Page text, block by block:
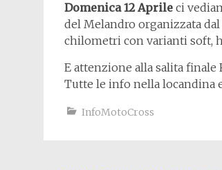
Domenica 12 Aprile ci
del Melandro organizzata dal
chilometri con varianti soft,
E attenzione alla salita finale
Tutte le info nella locandina
InfoMotoCross